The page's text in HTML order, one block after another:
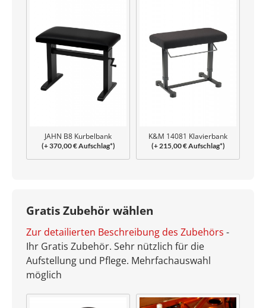
JAHN B8 Kurbelbank
(+ 370,00 € Aufschlag*)
K&M 14081 Klavierbank
Uplift
(+ 215,00 € Aufschlag*)
Gratis Zubehör wählen
Zur detailierten Beschreibung des Zubehörs -
Ihr Gratis Zubehör. Sehr nützlich für die
Aufstellung und Pflege. Mehrfachauswahl
möglich